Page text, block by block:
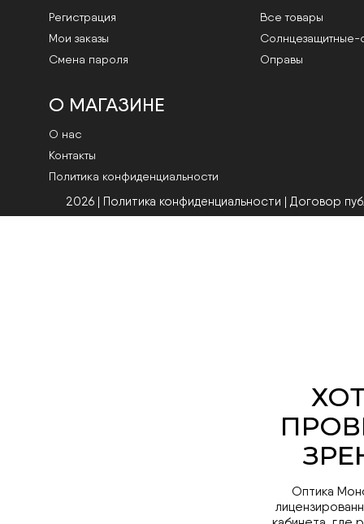
Регистрация
Мои заказы
Смена пароля
Все товары
Cолнцезащитные-
Оправы
О МАГАЗИНЕ
О нас
Контакты
Политика конфиденциальности
2026 | Политика конфиденциальности | Договор
Оптика